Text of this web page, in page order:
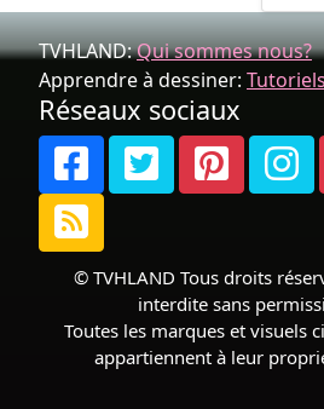
TVHLAND:Qui sommes nous?
Apprendre à dessiner:
Réseaux sociaux
© TVHLAND Tous droits
interdite sans
Toutes les marques et visuels
appartiennent à leur